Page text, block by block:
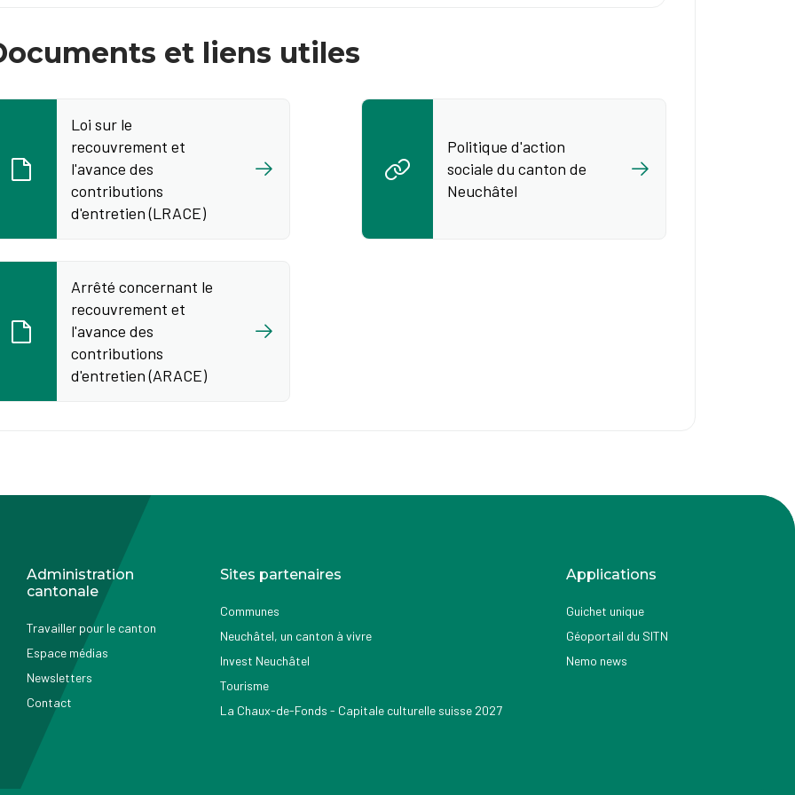
et liens utiles
Loi sur le
recouvrement et
l'avance des
contributions
d'entretien (LRACE)
Politique d'action
sociale du canton de
Neuchâtel
Arrêté concernant le
recouvrement et
l'avance des
contributions
d'entretien (ARACE)
Administration
cantonale
Travailler pour le canton
Espace médias
Newsletters
Contact
Sites partenaires
Communes
Neuchâtel, un canton à vivre
Invest Neuchâtel
Tourisme
La Chaux-de-Fonds - Capitale culturelle suisse 2027
Applications
Guichet unique
Géoportail du SITN
Nemo news